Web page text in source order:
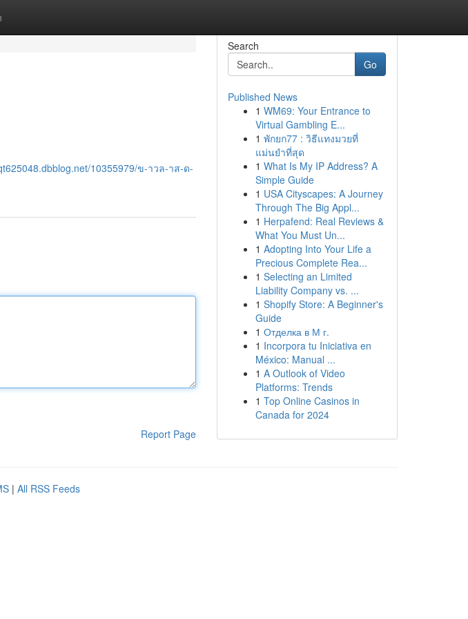
10355979/ข-าวล-าส-ด-
Report Page
Search
Go
Published News
1 WM69: Your Entrance to
Virtual Gambling E...
1 พักยก77 : วิธีแทงมวยที่
แม่นยำที่สุด
1 What Is My IP Address? A
Simple Guide
1 USA Cityscapes: A Journey
Through The Big Appl...
1 Herpafend: Real Reviews &
What You Must Un...
1 Adopting Into Your Life a
Precious Complete Rea...
1 Selecting an Limited
Liability Company vs. ...
1 Shopify Store: A Beginner's
Guide
1 Отделка в М г.
1 Incorpora tu Iniciativa en
México: Manual ...
1 A Outlook of Video
Platforms: Trends
1 Top Online Casinos in
Canada for 2024
| All RSS Feeds